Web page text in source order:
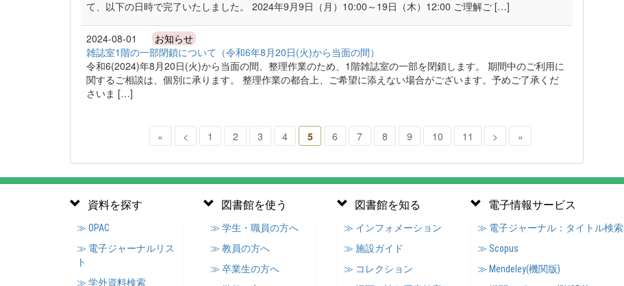
て、以下の日時で完了いたしました。 2024年9月9日（月）10:00～19日（木）12:00 ご理解ご […]
2024-08-01 お知らせ
雑誌室1階の一部閉鎖について（令和6年8月20日(火)から当面の間）
令和6(2024)年8月20日(火)から当面の間、整理作業のため、1階雑誌室の一部を閉鎖します。 期間中のご利用に
関するご相談は、個別に承ります。 整理作業の都合上、ご希望に添えない場合がございます。予めご了承くだ
さいま […]
« < 1 2 3 4 5 6 7 8 9 10 11 > »
資料を探す
≫ OPAC
≫ 電子ジャーナルリス
ト
≫ 学外資料検索
図書館を使う
≫ 学生・職員の方へ
≫ 教員の方へ
≫ 卒業生の方へ
図書館を知る
≫ インフォメーション
≫ 施設ガイド
≫ コレクション
電子情報サービス
≫ 電子ジャーナル：タイトル検索
≫ Scopus
≫ Mendeley(機関版)